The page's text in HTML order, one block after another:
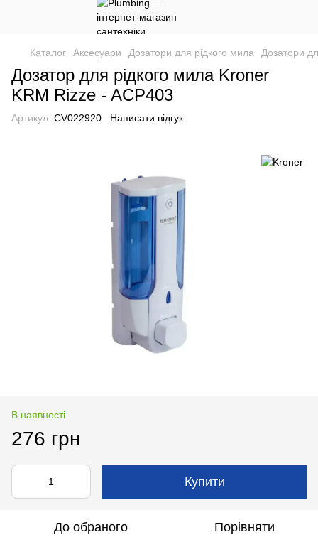
Каталог Аксесуари Дозатори для рідкого мила Дозатори
Дозатор для рідкого мила Kroner
KRM Rizze - ACP403
Артикул: CV022920 Написати відгук
В наявності
276 грн
Купити
До обраного Порівняти